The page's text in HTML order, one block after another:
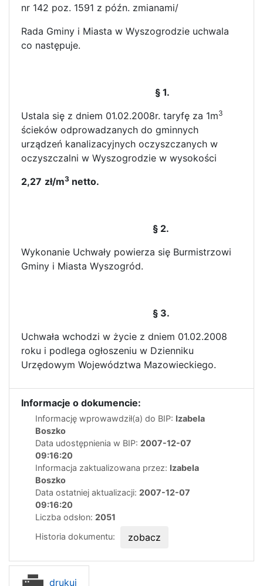
nr 142 poz. 1591 z późn. zmianami/
Rada Gminy i Miasta w Wyszogrodzie uchwala
co następuje.
§ 1.
Ustala się z dniem 01.02.2008r. taryfę za 1m3
ścieków odprowadzanych do gminnych
urządzeń kanalizacyjnych oczyszczanych w
oczyszczalni w Wyszogrodzie w wysokości
2,27 zł/m3 netto.
§ 2.
Wykonanie Uchwały powierza się Burmistrzowi
Gminy i Miasta Wyszogród.
§ 3.
Uchwała wchodzi w życie z dniem 01.02.2008
roku i podlega ogłoszeniu w Dzienniku
Urzędowym Województwa Mazowieckiego.
Informacje o dokumencie:
Informację wprowawdził(a) do BIP: Izabela
Boszko
Data udostępnienia w BIP: 2007-12-07
09:16:20
Informacja zaktualizowana przez: Izabela
Boszko
Data ostatniej aktualizacji: 2007-12-07
09:16:20
Liczba odsłon: 2051
Historia dokumentu:
zobacz
drukuj